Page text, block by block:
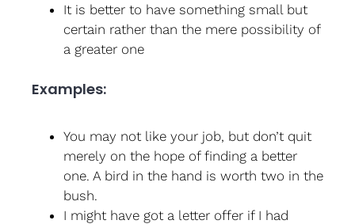
It is better to have something small but
certain rather than the mere possibility of
a greater one
Examples:
You may not like your job, but don’t quit
merely on the hope of finding a better
one. A bird in the hand is worth two in the
bush.
I might have got a letter offer if I had